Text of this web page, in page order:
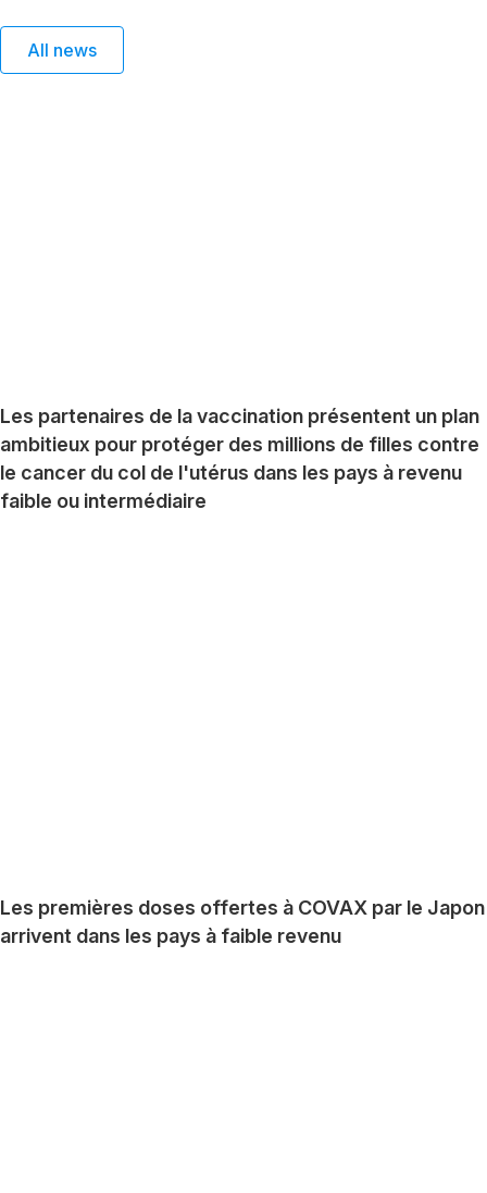
All news
Les partenaires de la vaccination présentent un plan
ambitieux pour protéger des millions de filles contre
le cancer du col de l'utérus dans les pays à revenu
faible ou intermédiaire
Les premières doses offertes à COVAX par le Japon
arrivent dans les pays à faible revenu